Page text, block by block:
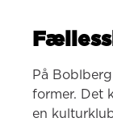
På
former. Det
en